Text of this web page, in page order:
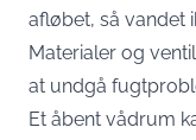
afløbet, så vandet
Materialer og
at undgå
Et åbent vådrum